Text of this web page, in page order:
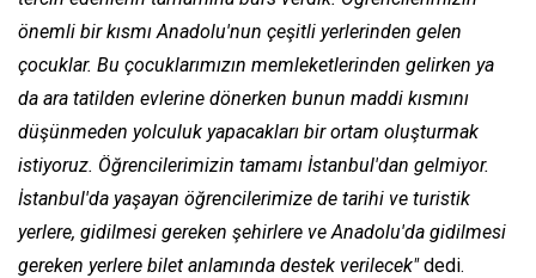
önemli bir kısmı Anadolu'nun çeşitli yerlerinden gelen
çocuklar. Bu çocuklarımızın memleketlerinden gelirken ya
da ara tatilden evlerine dönerken bunun maddi kısmını
düşünmeden yolculuk yapacakları bir ortam oluşturmak
istiyoruz. Öğrencilerimizin tamamı İstanbul'dan gelmiyor.
İstanbul'da yaşayan öğrencilerimize de tarihi ve turistik
yerlere, gidilmesi gereken şehirlere ve Anadolu'da gidilmesi
gereken yerlere bilet anlamında destek verilecek"dedi.